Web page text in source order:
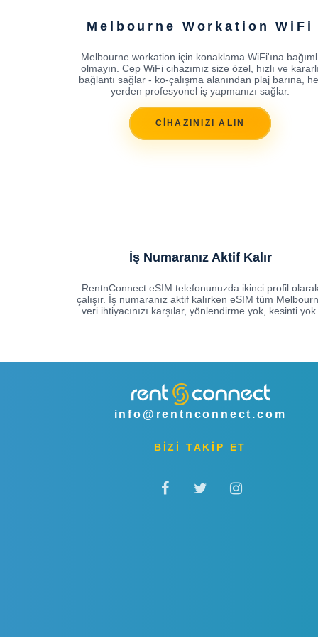
Melbourne Workation WiFi
Melbourne workation için konaklama WiFi'ına
olmayın. Cep WiFi cihazımız size özel, hızlı ve
bağlantı sağlar - ko-çalışma alanından plaj barına,
yerden profesyonel iş yapmanızı sağlar.
CİHAZINIZI ALIN
İş Numaranız Aktif Kalır
RentnConnect eSIM telefonunuzda ikinci profil
çalışır. İş numaranız aktif kalırken eSIM tüm
veri ihtiyacınızı karşılar, yönlendirme yok, kesinti yok.
info@rentnconnect.com
BİZİ TAKİP ET